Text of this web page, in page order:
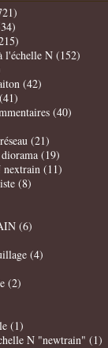
l'échelle N (152)
(42)
(41)
(40)
(21)
(19)
nextrain (11)
(8)
(6)
(4)
(2)
(1)
N "newtrain" (1)